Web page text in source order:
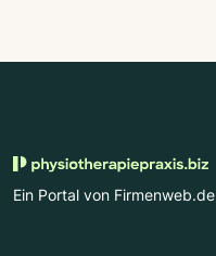
Ein Portal von Firmenweb.de